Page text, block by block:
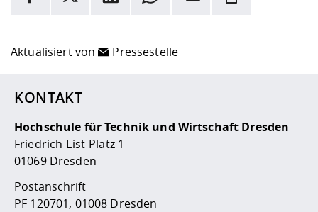
Aktualisiert von Pressestelle
KONTAKT
Hochschule für Technik und Wirtschaft Dresden
Friedrich-List-Platz 1
01069 Dresden
Postanschrift
PF 120701, 01008 Dresden